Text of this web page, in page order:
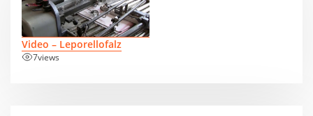
Video – Leporellofalz
7views